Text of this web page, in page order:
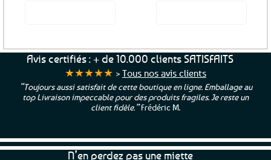
variations.
choisies
Avis certifiés : + de 10.000 clients SATISFAITS
★★★★★ > Tous nos avis clients
“Toujours aussi satisfait de cette boutique en ligne. Emballage au
top Livraison impeccable pour des produits fragiles. Je reste un
client fidèle.”Frédéric M.
N’en perdez pas une miette